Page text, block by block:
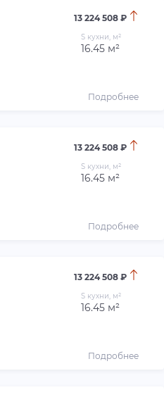
13 224 508 ₽
S кухни, м²
16.45 м²
Подробнее
13 224 508 ₽
S кухни, м²
16.45 м²
Подробнее
13 224 508 ₽
S кухни, м²
16.45 м²
Подробнее